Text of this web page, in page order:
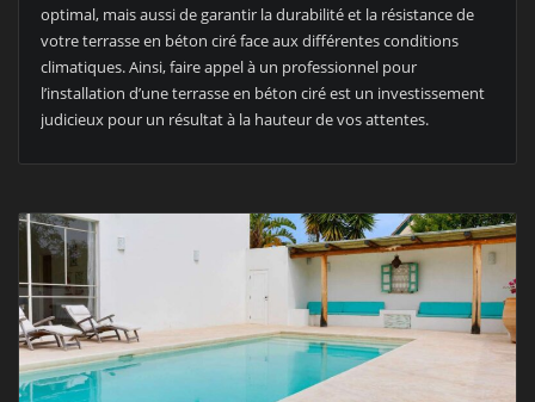
optimal, mais aussi de garantir la durabilité et la résistance de
votre terrasse en béton ciré face aux différentes conditions
climatiques. Ainsi, faire appel à un professionnel pour
l’installation d’une terrasse en béton ciré est un investissement
judicieux pour un résultat à la hauteur de vos attentes.